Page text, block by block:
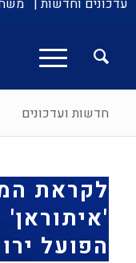
עדכונים וחדשות |
חדשות ועדכונים
לקראת
'איתוראן'
הפועל